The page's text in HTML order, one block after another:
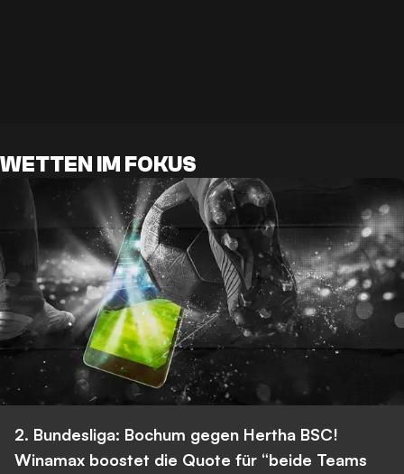
WETTEN IM FOKUS
2. Bundesliga: Bochum gegen Hertha BSC!
Winamax boostet die Quote für “beide Teams